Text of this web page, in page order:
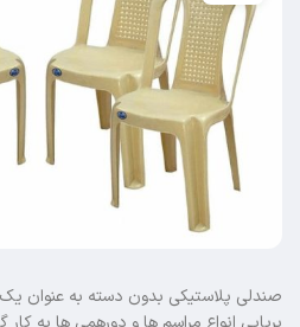
صندلی پلاستیکی بدون دسته به عنوان یک